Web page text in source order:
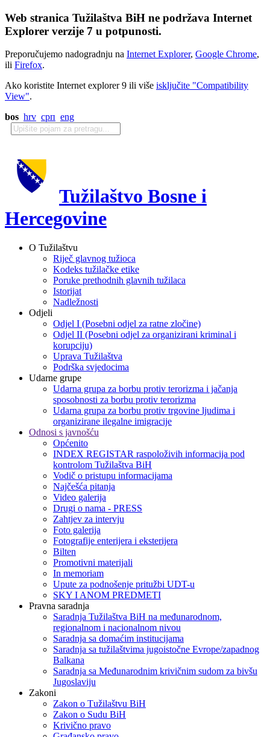
Web stranica Tužilaštva BiH ne podržava Internet
Explorer verzije 7 u potpunosti.
Preporučujemo nadogradnju na Internet Explorer, Google Chrome,
ili Firefox.
Ako koristite Internet explorer 9 ili više isključite "Compatibility
View".
bos hrv срп eng
Tužilaštvo Bosne i
Hercegovine
O Tužilaštvu
Riječ glavnog tužioca
Kodeks tužilačke etike
Poruke prethodnih glavnih tužilaca
Istorijat
Nadležnosti
Odjeli
Odjel I (Posebni odjel za ratne zločine)
Odjel II (Posebni odjel za organizirani kriminal i
korupciju)
Uprava Tužilaštva
Podrška svjedocima
Udarne grupe
Udarna grupa za borbu protiv terorizma i jačanja
sposobnosti za borbu protiv terorizma
Udarna grupa za borbu protiv trgovine ljudima i
organizirane ilegalne imigracije
Odnosi s javnošću
Općenito
INDEX REGISTAR raspoloživih informacija pod
kontrolom Tužilaštva BiH
Vodič o pristupu informacijama
Najčešća pitanja
Video galerija
Drugi o nama - PRESS
Zahtjev za intervju
Foto galerija
Fotografije enterijera i eksterijera
Bilten
Promotivni materijali
In memoriam
Upute za podnošenje pritužbi UDT-u
SKY I ANOM PREDMETI
Pravna saradnja
Saradnja Tužilaštva BiH na međunarodnom,
regionalnom i nacionalnom nivou
Saradnja sa domaćim institucijama
Saradnja sa tužilaštvima jugoistočne Evrope/zapadnog
Balkana
Saradnja sa Međunarodnim krivičnim sudom za bivšu
Jugoslaviju
Zakoni
Zakon o Тužilaštvu BiH
Zakon o Sudu BiH
Krivično pravo